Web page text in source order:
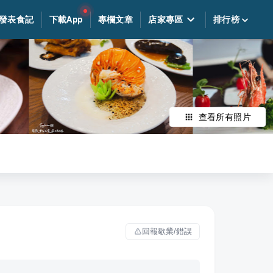
表食記 下載App 專欄文章 店家專區 排行榜
查看所有照片
回報歇業/錯誤